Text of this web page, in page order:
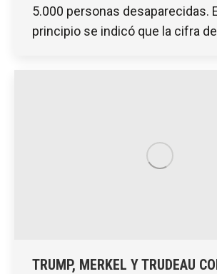
5.000 personas desaparecidas.
principio se indicó que la cifra
TRUMP, MERKEL Y TRUDEAU